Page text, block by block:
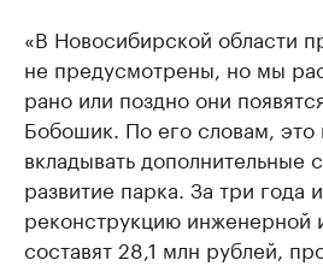
«В Новосибирской области
не предусмотрены, но мы
рано или поздно они
Бобошик. По его словам, это
вкладывать дополнительные
развитие парка. За три года
реконструкцию инженерной
составят 28,1 млн рублей,